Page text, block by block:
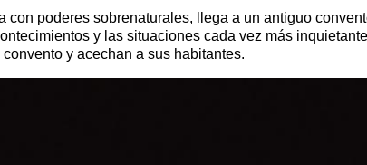
poderes sobrenaturales, llega a un antiguo
y las situaciones cada vez más
y acechan a sus habitantes.